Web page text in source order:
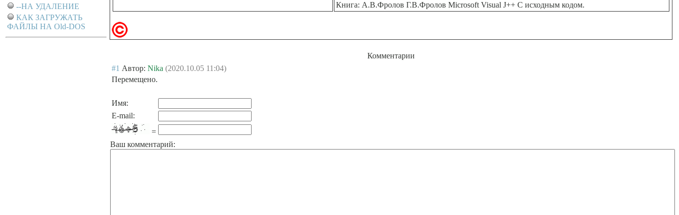
--НА УДАЛЕНИЕ
КАК ЗАГРУЖАТЬ
ФАЙЛЫ НА Old-DOS
Книга: А.В.Фролов Г.В.Фролов Microsoft Visual J++ С исходным кодом.
Комментарии
#1 Автор: Nika (2020.10.05 11:04)
Перемещено.
Имя:
E-mail:
=
Ваш комментарий: